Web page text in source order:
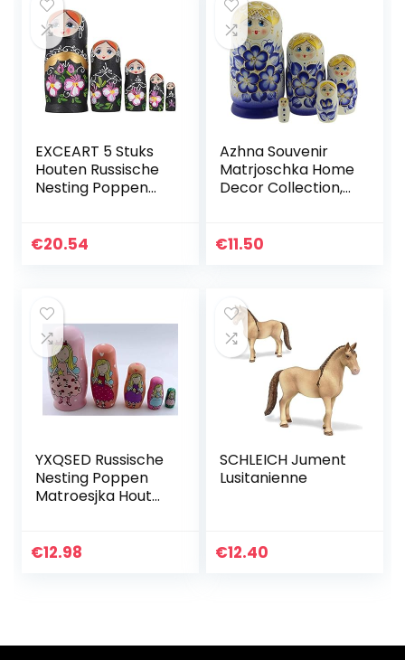
EXCEART 5 Stuks
Houten Russische
Nesting Poppen
Stapelen Wensen
€20.54
Azhna Souvenir
Matrjoschka Home
Decor Collection,
handbeschilderd,
€11.50
YXQSED Russische
Nesting Poppen
Matroesjka Hout
Handgemaakte
€12.98
SCHLEICH Jument
Lusitanienne
€12.40